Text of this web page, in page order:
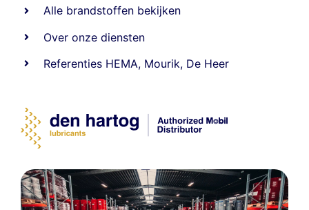
Alle brandstoffen bekijken
Over onze diensten
Referenties HEMA, Mourik, De Heer